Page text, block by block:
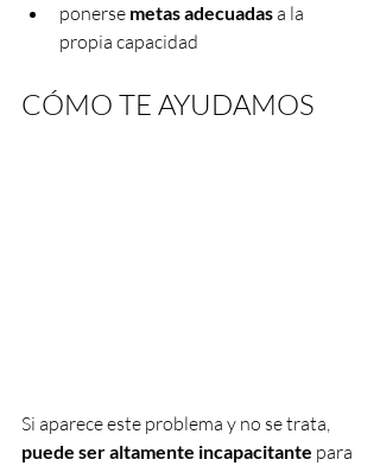
ponerse metas adecuadas a la
propia capacidad
CÓMO TE AYUDAMOS
Si aparece este problema y no se trata,
puede ser altamente incapacitante para